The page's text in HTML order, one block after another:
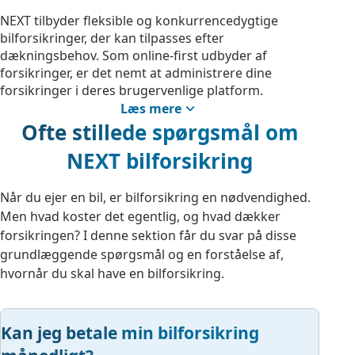
NEXT tilbyder fleksible og konkurrencedygtige
bilforsikringer, der kan tilpasses efter
dækningsbehov. Som online-first udbyder af
forsikringer, er det nemt at administrere dine
forsikringer i deres brugervenlige platform.
Selvbetjening er altid lige ved hånden - døgnet rundt.
Uanset om du kører i en traditionel bil eller en elbil,
sikrer NEXT, at du er godt dækket, uden at det
medfører ekstra besvær. Forretningsmodellen hos
NEXT er med til at sikre konkurrencedygtige priser
på bilforsikringer.
Online-first og fleksibel bilforsikring
der kombinerer fleksible forsikringsløsninger med
en brugervenlig platform. Som bilejer kan du nemt
administrere din forsikring digitalt, hvilket sparer tid
Læs mere
Ofte stillede spørgsmål om
NEXT bilforsikring
Når du ejer en bil, er bilforsikring en nødvendighed.
Men hvad koster det egentlig, og hvad dækker
forsikringen? I denne sektion får du svar på disse
grundlæggende spørgsmål og en forståelse af,
hvornår du skal have en bilforsikring.
Kan jeg betale min bilforsikring